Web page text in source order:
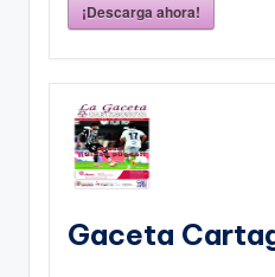
¡Descarga ahora!
Gaceta